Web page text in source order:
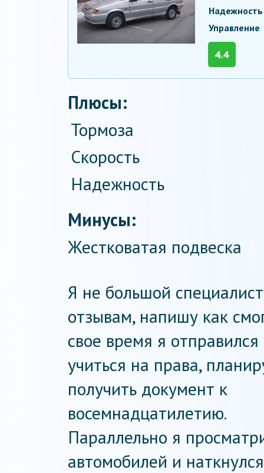
Надежность
Управление
4.4
Плюсы:
Тормоза
Скорость
Надежность
Минусы:
Жестковатая подвеска
Я не большой
отзывам, напишу как
свое время я отправился
учиться на права,
получить документ к
восемнадцатилетию.
Параллельно я
автомобилей и